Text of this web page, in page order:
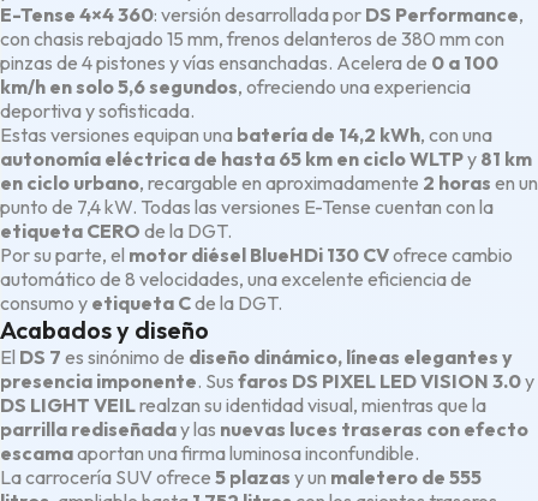
E-Tense 4×4 360: versión desarrollada por DS Performance,
con chasis rebajado 15 mm, frenos delanteros de 380 mm con
pinzas de 4 pistones y vías ensanchadas. Acelera de 0 a 100
km/h en solo 5,6 segundos, ofreciendo una experiencia
deportiva y sofisticada.
Estas versiones equipan una batería de 14,2 kWh, con una
autonomía eléctrica de hasta 65 km en ciclo WLTPy 81 km
en ciclo urbano, recargable en aproximadamente 2 horas en un
punto de 7,4 kW. Todas las versiones E-Tense cuentan con la
etiqueta CERO de la DGT.
Por su parte, el motor diésel BlueHDi 130 CVofrece cambio
automático de 8 velocidades, una excelente eficiencia de
consumo y etiqueta Cde la DGT.
Acabados y diseño
El DS 7 es sinónimo de diseño dinámico, líneas elegantes y
presencia imponente. Sus faros DS PIXEL LED VISION 3.0y
DS LIGHT VEILrealzan su identidad visual, mientras que la
parrilla rediseñaday las nuevas luces traseras con efecto
escamaaportan una firma luminosa inconfundible.
La carrocería SUV ofrece 5 plazas y un maletero de 555